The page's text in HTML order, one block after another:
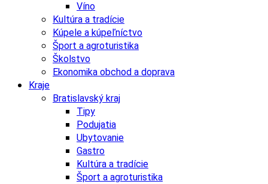
Víno
Kultúra a tradície
Kúpele a kúpeľníctvo
Šport a agroturistika
Školstvo
Ekonomika obchod a doprava
Kraje
Bratislavský kraj
Tipy
Podujatia
Ubytovanie
Gastro
Kultúra a tradície
Šport a agroturistika